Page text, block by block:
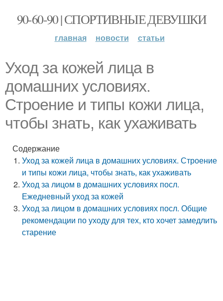
90-60-90 | СПОРТИВНЫЕ ДЕВУШКИ
главная новости статьи
Уход за кожей лица в
домашних условиях.
Строение и типы кожи лица,
чтобы знать, как ухаживать
Содержание
Уход за кожей лица в домашних условиях. Строение
и типы кожи лица, чтобы знать, как ухаживать
Уход за лицом в домашних условиях посл.
Ежедневный уход за кожей
Уход за лицом в домашних условиях посл. Общие
рекомендации по уходу для тех, кто хочет замедлить
старение